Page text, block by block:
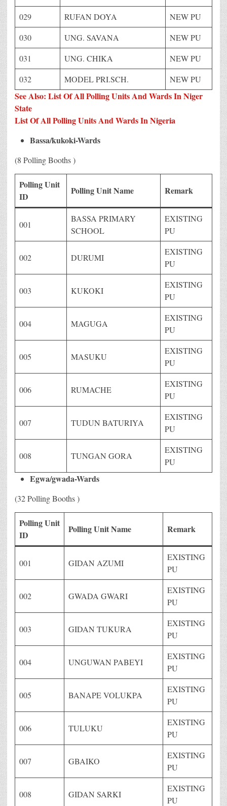
029
RUFAN DOYA
NEW PU
030
UNG. SAVANA
NEW PU
031
UNG. CHIKA
NEW PU
032
MODEL PRI.SCH. NEW PU
See Also: List Of All Polling Units And Wards In Niger
State
List Of All Polling Units And Wards In Nigeria
Bassa/kukoki-Wards
(8 Polling Booths )
Polling Unit
ID
Polling Unit Name Remark
001
BASSA PRIMARY
SCHOOL
EXISTING
PU
002 DURUMI
EXISTING
PU
003 KUKOKI
EXISTING
PU
004 MAGUGA
EXISTING
PU
005 MASUKU
EXISTING
PU
006 RUMACHE
EXISTING
PU
007 TUDUN BATURIYA
EXISTING
PU
008 TUNGAN GORA
EXISTING
PU
Egwa/gwada-Wards
(32 Polling Booths )
Polling Unit
ID
Polling Unit Name Remark
001 GIDAN AZUMI
EXISTING
PU
002 GWADA GWARI
EXISTING
PU
003 GIDAN TUKURA
EXISTING
PU
004 UNGUWAN PABEYI
EXISTING
PU
005 BANAPE VOLUKPA
EXISTING
PU
006 TULUKU
EXISTING
PU
007 GBAIKO
EXISTING
PU
008 GIDAN SARKI
EXISTING
PU